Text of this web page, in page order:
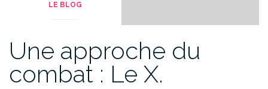
LE BLOG
Une approche du
combat : Le X.